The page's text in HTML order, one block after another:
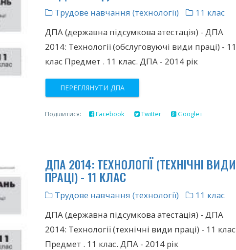
Трудове навчання (технології)
11 клас
ДПА (державна підсумкова атестація) - ДПА
2014: Технології (обслуговуючі види праці) - 11
клас Предмет . 11 клас. ДПА - 2014 рік
ПЕРЕГЛЯНУТИ ДПА
Поділитися: Facebook Twitter Google+
ДПА 2014: ТЕХНОЛОГІЇ (ТЕХНІЧНІ ВИДИ
ПРАЦІ) - 11 КЛАС
Трудове навчання (технології)
11 клас
ДПА (державна підсумкова атестація) - ДПА
2014: Технології (технічні види праці) - 11 клас
Предмет . 11 клас. ДПА - 2014 рік